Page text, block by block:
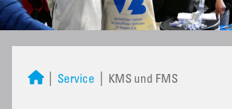
Service KMS und FMS